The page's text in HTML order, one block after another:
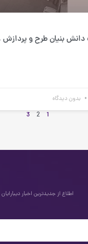
بنیان طرح و پردازش
بدون دیدگاه
1
2
3
اطلاع از جدیدترین اخبار دیبارایان